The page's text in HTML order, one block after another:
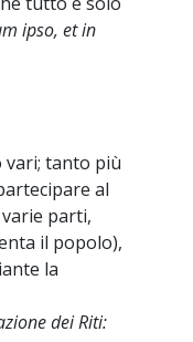
ipso, et in
vari; tanto più
al
parti,
il popolo),
la
dei Riti: